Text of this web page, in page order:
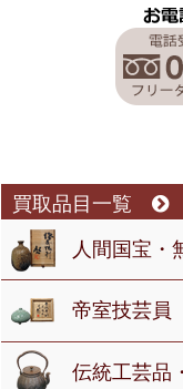
買取品目一覧
人間国宝・
帝室技芸員
伝統工芸品